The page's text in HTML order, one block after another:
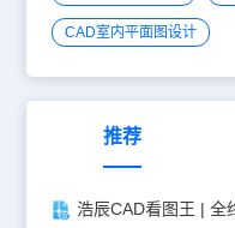
CAD室内平面图设计
推荐
浩辰CAD看图王 | 全